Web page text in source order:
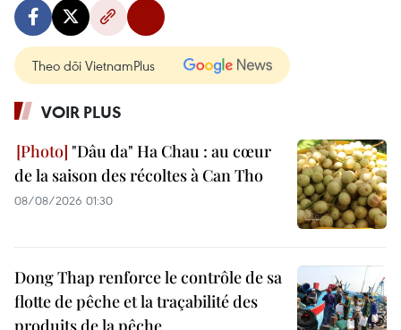
Theo dõi VietnamPlus
VOIR PLUS
"Dâu da" Ha Chau : au cœur
de la saison des récoltes à Can Tho
08/08/2026 01:30
Dong Thap renforce le contrôle de sa
flotte de pêche et la traçabilité des
produits de la pêche